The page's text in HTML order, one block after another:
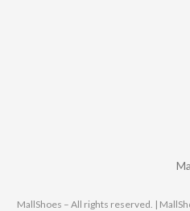
© 2025 MallShoes – All rights reserved. |